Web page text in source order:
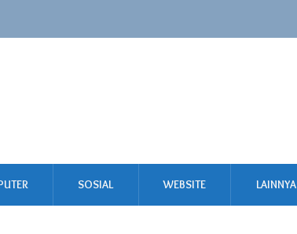
SOSIAL WEBSITE LAINNYA